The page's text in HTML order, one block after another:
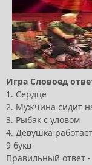
Игра Словоед
1. Сердце
2. Мужчина сидит
3. Рыбак с уловом
4. Девушка
9 букв
Правильный ответ